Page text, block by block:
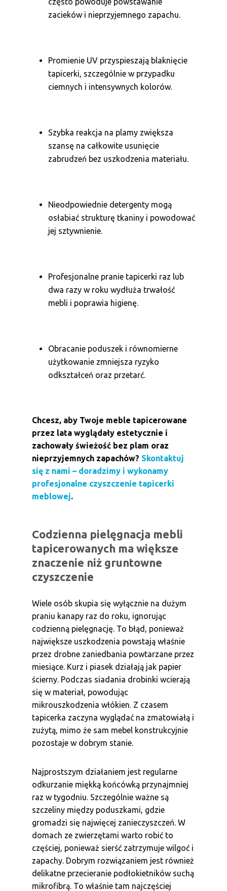
zacieków i nieprzyjemnego zapachu.
Promienie UV przyspieszają blaknięcie
tapicerki, szczególnie w przypadku
ciemnych i intensywnych kolorów.
Szybka reakcja na plamy zwiększa
szansę na całkowite usunięcie
zabrudzeń bez uszkodzenia materiału.
Nieodpowiednie detergenty mogą
osłabiać strukturę tkaniny i powodować
jej sztywnienie.
Profesjonalne pranie tapicerki raz lub
dwa razy w roku wydłuża trwałość
mebli i poprawia higienę.
Obracanie poduszek i równomierne
użytkowanie zmniejsza ryzyko
odkształceń oraz przetarć.
Chcesz, aby Twoje meble tapicerowane
przez lata wyglądały estetycznie i
zachowały świeżość bez plam oraz
nieprzyjemnych zapachów? Skontaktuj
się z nami – doradzimy i wykonamy
profesjonalne czyszczenie tapicerki
meblowej.
Codzienna pielęgnacja mebli
tapicerowanych ma większe
znaczenie niż gruntowne
czyszczenie
Wiele osób skupia się wyłącznie na dużym
praniu kanapy raz do roku, ignorując
codzienną pielęgnację. To błąd, ponieważ
największe uszkodzenia powstają właśnie
przez drobne zaniedbania powtarzane przez
miesiące. Kurz i piasek działają jak papier
ścierny. Podczas siadania drobinki wcierają
się w materiał, powodując
mikrouszkodzenia włókien. Z czasem
tapicerka zaczyna wyglądać na zmatowiałą i
zużytą, mimo że sam mebel konstrukcyjnie
pozostaje w dobrym stanie.
Najprostszym działaniem jest regularne
odkurzanie miękką końcówką przynajmniej
raz w tygodniu. Szczególnie ważne są
szczeliny między poduszkami, gdzie
gromadzi się najwięcej zanieczyszczeń. W
domach ze zwierzętami warto robić to
częściej, ponieważ sierść zatrzymuje wilgoć i
zapachy. Dobrym rozwiązaniem jest również
delikatne przecieranie podłokietników suchą
mikrofibrą. To właśnie tam najczęściej